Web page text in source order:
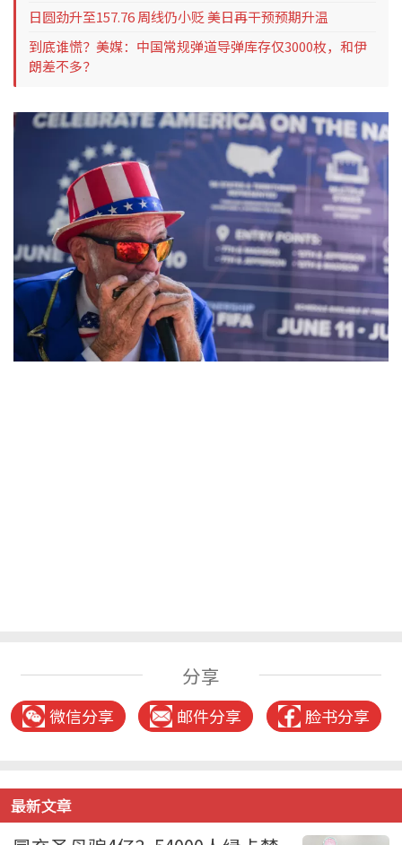
日圆劲升至157.76 周线仍小贬 美日再干预预期升温
到底谁慌？美媒：中国常规弹道导弹库存仅3000枚，和伊
朗差不多？
分享
微信分享 邮件分享 脸书分享
最新文章